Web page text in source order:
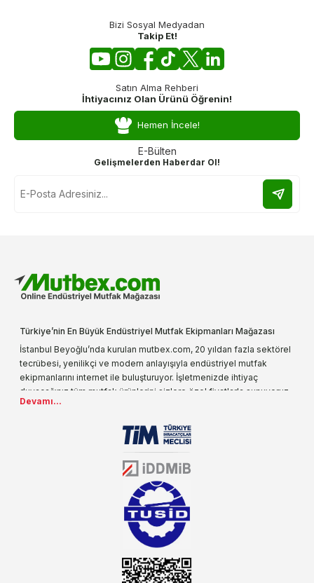
Bizi Sosyal Medyadan
Takip Et!
Satın Alma Rehberi
İhtiyacınız Olan Ürünü Öğrenin!
Hemen İncele!
E-Bülten
Gelişmelerden Haberdar Ol!
Türkiye’nin En Büyük Endüstriyel Mutfak Ekipmanları Mağazası
İstanbul Beyoğlu’nda kurulan mutbex.com, 20 yıldan fazla sektörel
tecrübesi, yenilikçi ve modern anlayışıyla endüstriyel mutfak
ekipmanlarını internet ile buluşturuyor. İşletmenizde ihtiyaç
duyacağınız tüm mutfak ürünlerini sizlere özel fiyatlarla sunuyoruz.
Endüstriyel mutfak malzemesi deyince akla gelen ilk adreslerden
sektörün farklı alanlarında da faliyet gösteren mutbex.com,
Öztiryakiler resmi bayisidir. Öztiryakiler ürünleri üzerinde büyük bir
donanıma sahip ekibi ile müşterilerine koşulsuz destek sunan
mutbex.com ile endüstriyel mutfak malzemeleri konusunda
alacağınız hizmet standartların her zaman üstünde olacaktır.
Devamı...